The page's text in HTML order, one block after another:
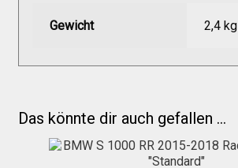
Zahlungsarten
Gewicht 2,4 kg
Das könnte dir auch gefallen …